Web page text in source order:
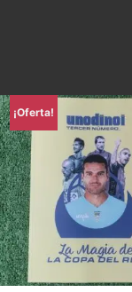
¡Oferta!